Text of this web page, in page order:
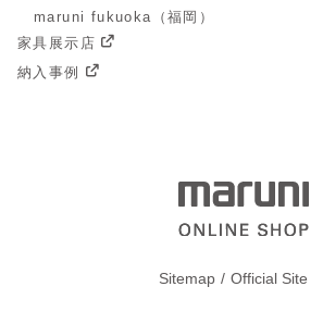
maruni fukuoka（福岡）
家具展示店
納入事例
Sitemap Official Site